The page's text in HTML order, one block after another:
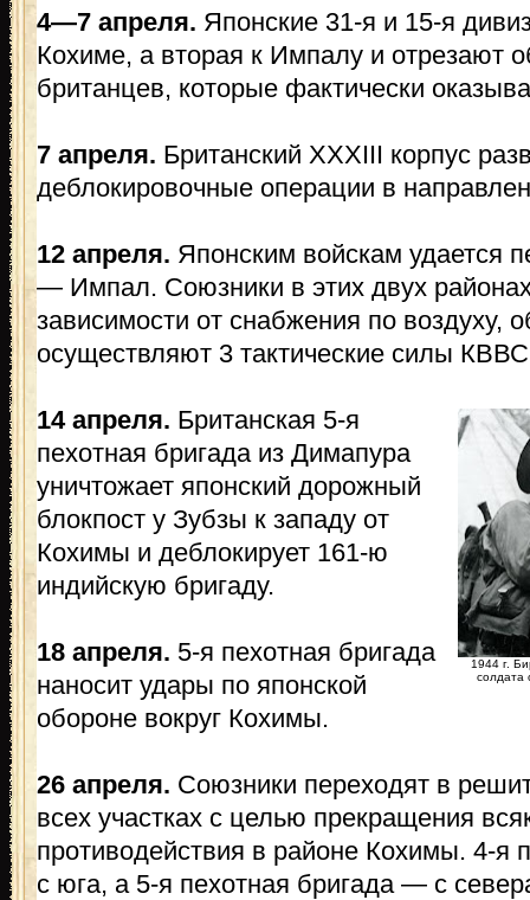
4—7 апреля. Японские 31-я и 15-я
Кохиме, а вторая к Импалу и отрезают
британцев, которые фактически
7 апреля. Британский XXXIII корпус
деблокировочные операции в
12 апреля. Японским войскам удается
— Импал. Союзники в этих двух
зависимости от снабжения по воздуху,
осуществляют 3 тактические силы
1944 г.
солдата
14 апреля. Британская 5-я
пехотная бригада из Димапура
уничтожает японский дорожный
блокпост у Зубзы к западу от
Кохимы и деблокирует 161-ю
индийскую бригаду.
18 апреля. 5-я пехотная бригада
наносит удары по японской
обороне вокруг Кохимы.
26 апреля. Союзники переходят в
всех участках с целью прекращения
противодействия в районе Кохимы. 4-я
с юга, а 5-я пехотная бригада — с